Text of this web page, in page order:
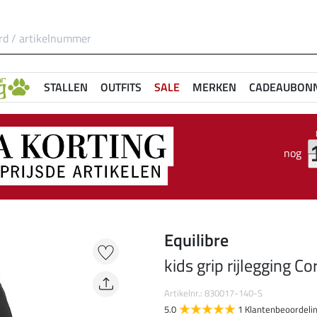
STALLEN OUTFITS SALE MERKEN
nog
Equilibre
kids grip rijlegging
Artikelnr.: 830017-140-S
5.0
1